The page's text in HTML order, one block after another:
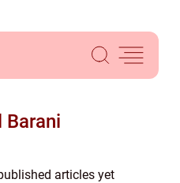
Barani
articles yet